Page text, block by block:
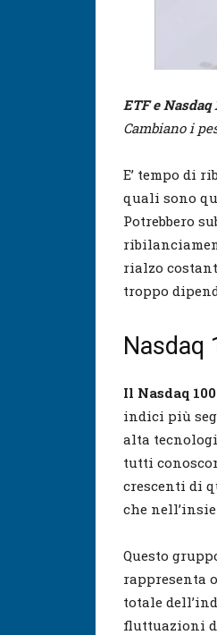
ETF e
Cambiano i
E’ tempo di
quali sono
Potrebbero
rialzo
troppo
Nasdaq
Il Nasdaq 100
indici più
alta
tutti
crescenti di
che
Questo
rappresenta
totale
fluttuazioni